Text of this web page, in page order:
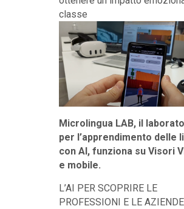
classe
Microlingua LAB, il
per l’apprendimento delle
con AI, funziona su Visori
e mobile.
L’AI PER SCOPRIRE LE
PROFESSIONI E LE